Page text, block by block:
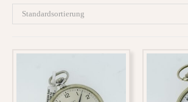
Standardsortierung